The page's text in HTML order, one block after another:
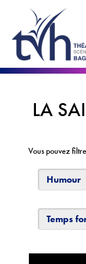
LE TVH
Historique
L'équipe
LA
Vous pouvez
Humour
Temps